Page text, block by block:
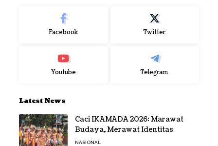
Facebook Twitter
Youtube Telegram
Latest News
Caci IKAMADA 2026: Marawat
Budaya, Merawat Identitas
NASIONAL